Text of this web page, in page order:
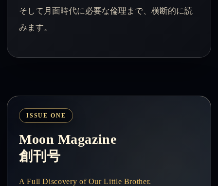
そして月面時代に必要な倫理まで、横断的に読
みます。
ISSUE ONE
Moon Magazine
創刊号
A Full Discovery of Our Little Brother.